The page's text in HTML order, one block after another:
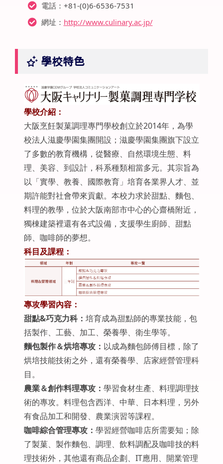
電話：+81-(0)6-6536-7531
網址： http://www.culinary.ac.jp/
學校特色
學校介紹：
大阪烹飪製菓調理專門學校創立於2014年，為學
校法人滋慶學園集團開設；滋慶學園集團旗下設立
了多數的教育機構，從醫療、自然環境生態、料
理、美容、到設計，科系種類相當多元。其宗旨為
以「實學、教養、國際教育」培育各業界人才、並
期許能對社會帶來貢獻。本校力求於甜點、麵包、
料理的教學，位於大阪南部市中心的心齋橋附近，
獨棟建築裡還有各式設備，支援學生廚師、甜點
師、咖啡師的夢想。
科目及課程：
專攻學習內容：
甜點&巧克力科： 培育成為甜點師的專業技能，包
括製作、工藝、加工、榮養學、衛生學等。
麵包製作＆烘培專攻： 以成為麵包師傅目標，除了
烘培技能技術之外，還有榮養學、店家經營管理科
目。
農業＆創作料理專攻： 學習食材生產、料理調理技
術的專攻。料理包含西洋、中華、日本料理，另外
有食品加工和開發、農業演習等課程。
咖啡綜合管理專攻： 學習經營咖啡店所需要知；除
了製菓、製作麵包、調理、飲料調配及咖啡技的料
理技術外，其他還有商品企劃、IT應用、開業管理